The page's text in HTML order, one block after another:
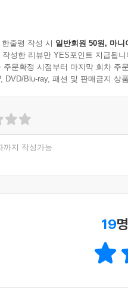
줄평 작성 시 일반회원 50원, 마니
성한 리뷰만 YES포인트 지급됩니
주문확정 시점부터 마지막 회차 주
DVD/Blu-ray, 패션 및 판매금지 상
까지 작성가능
19